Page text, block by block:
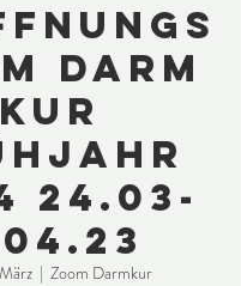
Darm
Kur
24.03-
  |
Zoom Darmkur